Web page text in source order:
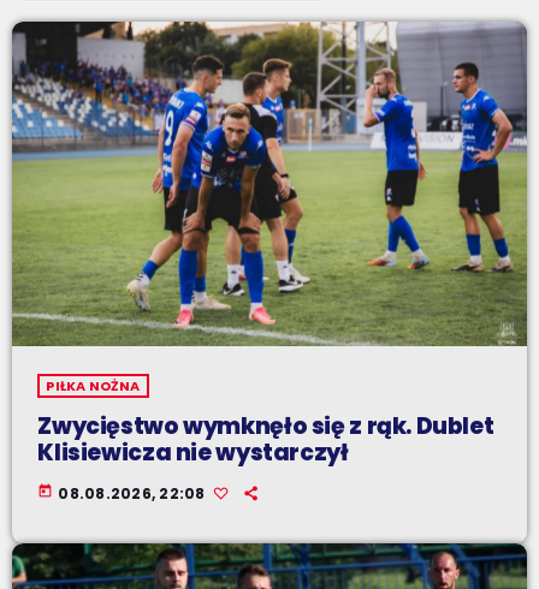
PIŁKA NOŻNA
Zwycięstwo wymknęło się z rąk. Dublet
Klisiewicza nie wystarczył
today 08.08.2026, 22:08